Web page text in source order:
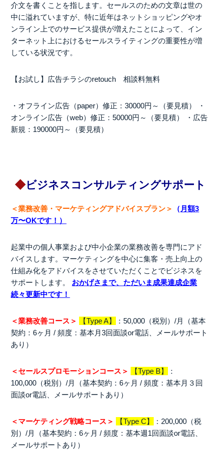
介文を書くことを指します。セールスのための文章は世の
中に溢れていますが、特に近年はネットショッピングやオ
ンライン上でのサービス提供が増えたことによって、イン
ターネット上におけるセールスライティングの重要性が増
している状況です。
【お試し】広告チラシのretouch 相談料無料
・オフライン広告（paper）修正：30000円～（要見積）
・
オンライン広告（web）修正：50000円～（要見積）
・広告
新規：190000円～（要見積）
◆ビジネス コンサルティングサポート
＜業務改善・マーケティングアドバイスプラン＞ （ 月額3
万〜OKです！）
起業中の個人事業および中小企業の業務改善を専門にアド
バイスします。マーケティングを中心に集客・売上向上の
仕組み化をアドバイスをさせていただくことでビジネスを
サポートします。
おかげさまで、ただいま成果達成企業
続々更新中です！
＜業務改善コース＞ 【Type A】
：50,000（税別）/月（基本
契約：6ヶ月 / 頻度：基本月3回面談or電話、メールサポート
あり）
＜セールスプロモーションコース＞ 【Type B】
：
100,000（税別）/月（基本契約：6ヶ月 / 頻度：基本月３回
面談or電話、メールサポートあり）
＜マーケティング戦略コース＞ 【Type C】
：200,000（税
別）/月（基本契約：6ヶ月 / 頻度：基本週1回面談or電話、
メールサポートあり）